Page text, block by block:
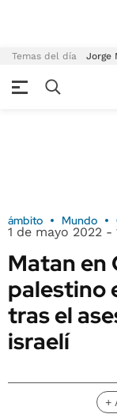
Temas del día Jorge
ámbito Mundo
1 de mayo 2022 -
Matan en
palestino
tras el
israelí
+